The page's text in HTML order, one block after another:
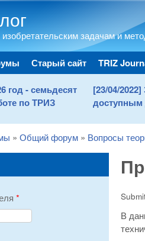
задачам и
Старый сайт TRIZ
год - семьдесят
по ТРИЗ
[23/04/
доступным
» Общий форум » Вопросы
В
*